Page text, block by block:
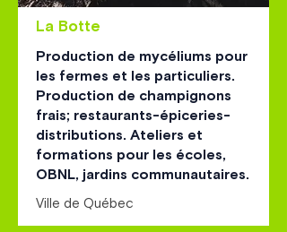
La Botte
Production de mycéliums pour
les fermes et les particuliers.
Production de champignons
frais; restaurants-épiceries-
distributions. Ateliers et
formations pour les écoles,
OBNL, jardins communautaires.
Ville de Québec